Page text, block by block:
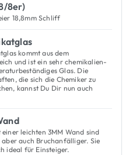
8er)
18,8mm Schliff
kommt aus dem
und ist ein sehr chemikalien-
Glas. Die
die sich die Chemiker zu
kannst Du Dir nun auch
einer leichten 3MM Wand sind
aber auch Bruchanfälliger. Sie
ideal für Einsteiger.